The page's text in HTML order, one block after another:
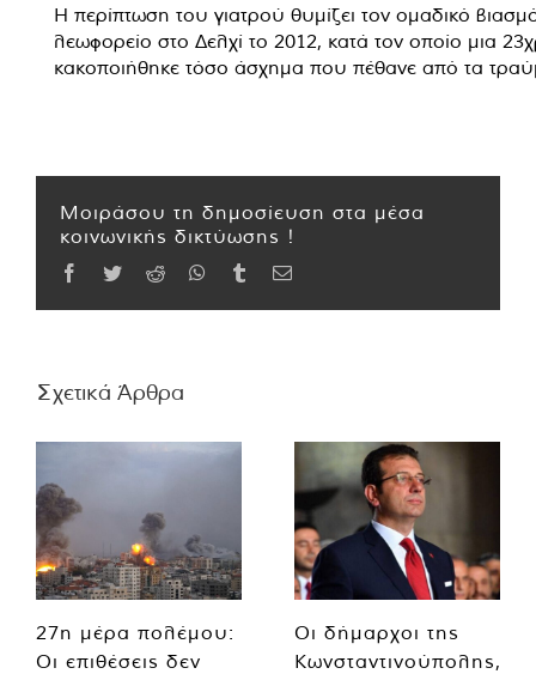
Η περίπτωση του γιατρού θυμίζει τον ομαδικό
λεωφορείο στο Δελχί το 2012, κατά τον οποίο μια
κακοποιήθηκε τόσο άσχημα που πέθανε από τα
Μοιράσου τη δημοσίευση στα μέσα
κοινωνικής δικτύωσης !
Facebook
TwitterReddit WhatsApp
TumblrEmail
Σχετικά Άρθρα
27η μέρα πολέμου:
Οι επιθέσεις δεν
Οι δήμαρχοι της
Κωνσταντινούπολης,